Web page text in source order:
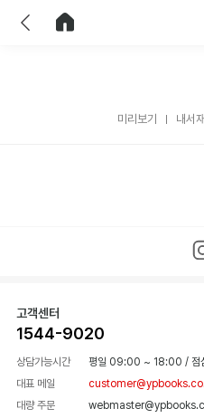
미리보기 내서
고객센터
1544-9020
상담가능시간 평일 09:00 ~ 18:00 / 점
대표 메일
대량 주문